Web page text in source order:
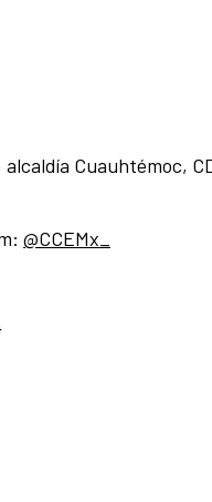
Cuauhtémoc,
@CCEMx_